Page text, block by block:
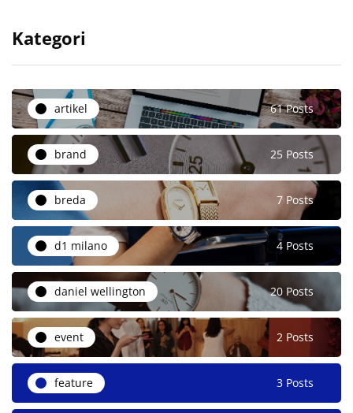
Kategori
artikel 61 Posts
brand 25 Posts
breda 7 Posts
d1 milano 4 Posts
daniel wellington 20 Posts
event 2 Posts
feature 3 Posts